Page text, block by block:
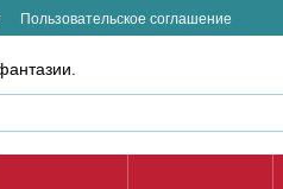
Пользовательское соглашение